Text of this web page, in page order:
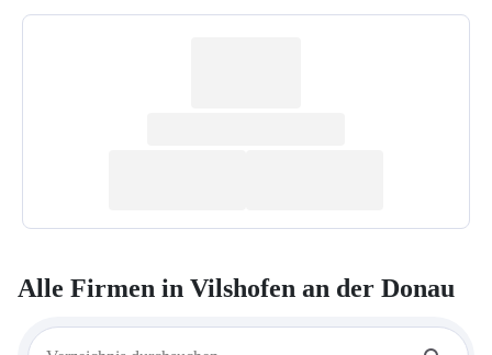
Alle Firmen in Vilshofen an der Donau